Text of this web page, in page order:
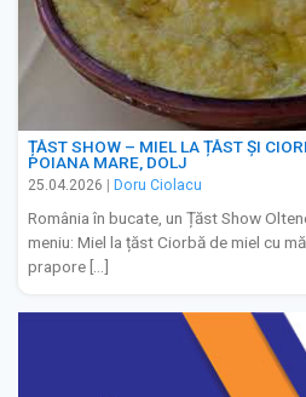
ȚĂST SHOW – MIEL LA ȚĂST ȘI
POIANA MARE, DOLJ
25.04.2026 Doru Ciolacu
România în bucate, un Țăst Show
meniu: Miel la țăst Ciorbă de miel cu
prapore […]